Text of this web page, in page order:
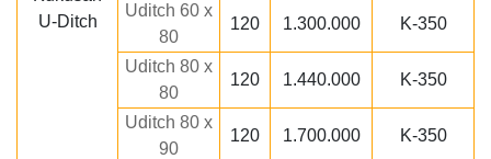
U-Ditch
Uditch 60 x
80
120 1.300.000 K-350
Uditch 80 x
80
120 1.440.000 K-350
Uditch 80 x
90
120 1.700.000 K-350